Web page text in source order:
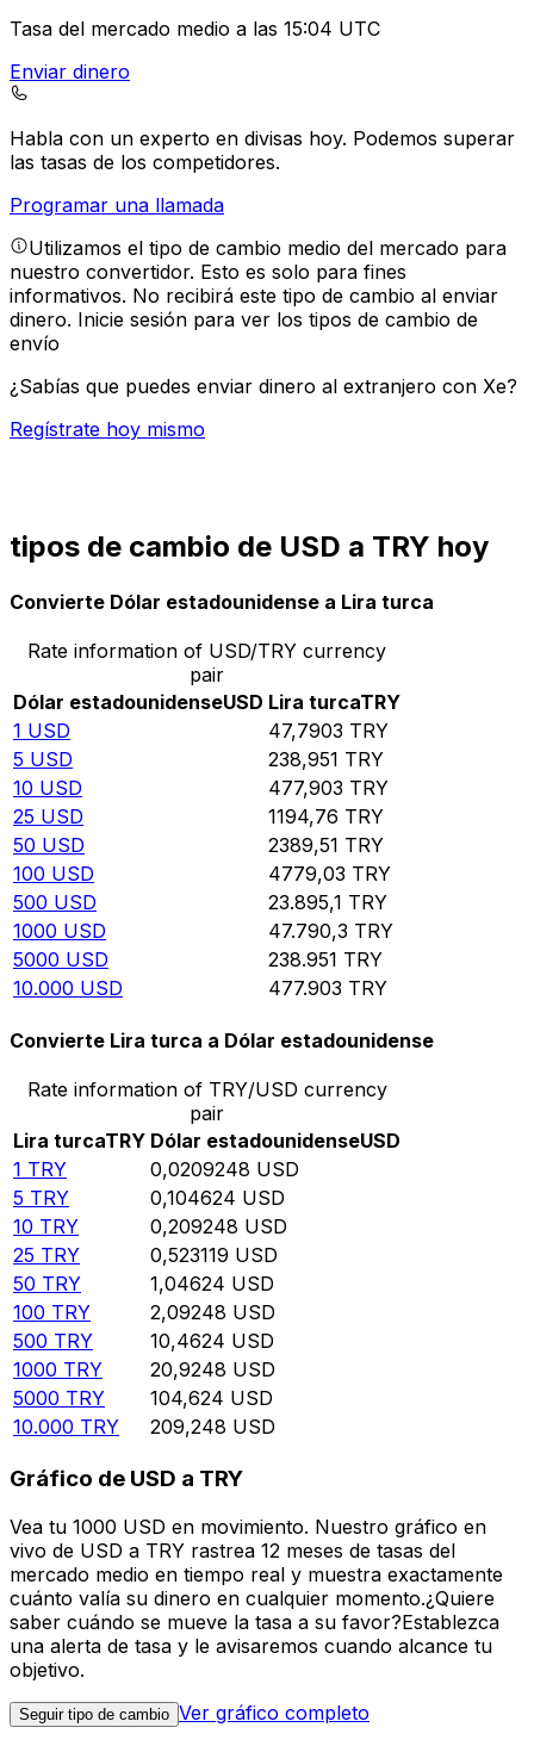
Tasa del mercado medio a las 15:04 UTC
Enviar dinero
Habla con un experto en divisas hoy. Podemos superar
las tasas de los competidores.
Programar una llamada
Utilizamos el tipo de cambio medio del mercado para
nuestro convertidor. Esto es solo para fines
informativos. No recibirá este tipo de cambio al enviar
dinero. Inicie sesión para ver los tipos de cambio de
envío
¿Sabías que puedes enviar dinero al extranjero con Xe?
Regístrate hoy mismo
tipos de cambio de USD a TRY hoy
Convierte Dólar estadounidense a Lira turca
Rate information of USD/TRY currency
pair
Dólar estadounidenseUSD Lira turcaTRY
1 USD 47,7903 TRY
5 USD 238,951 TRY
10 USD 477,903 TRY
25 USD 1194,76 TRY
50 USD 2389,51 TRY
100 USD 4779,03 TRY
500 USD 23.895,1 TRY
1000 USD 47.790,3 TRY
5000 USD 238.951 TRY
10.000 USD 477.903 TRY
Convierte Lira turca a Dólar estadounidense
Rate information of TRY/USD currency
pair
Lira turcaTRY Dólar estadounidenseUSD
1 TRY 0,0209248 USD
5 TRY 0,104624 USD
10 TRY 0,209248 USD
25 TRY 0,523119 USD
50 TRY 1,04624 USD
100 TRY 2,09248 USD
500 TRY 10,4624 USD
1000 TRY 20,9248 USD
5000 TRY 104,624 USD
10.000 TRY 209,248 USD
Gráfico de USD a TRY
Vea tu 1000 USD en movimiento. Nuestro gráfico en
vivo de USD a TRY rastrea 12 meses de tasas del
mercado medio en tiempo real y muestra exactamente
cuánto valía su dinero en cualquier momento.¿Quiere
saber cuándo se mueve la tasa a su favor?Establezca
una alerta de tasa y le avisaremos cuando alcance tu
objetivo.
Seguir tipo de cambio Ver gráfico completo